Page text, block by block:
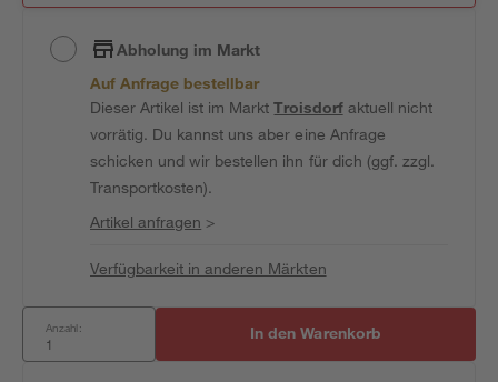
Abholung im Markt
Auf Anfrage bestellbar
Dieser Artikel ist im MarktTroisdorfaktuell nicht
vorrätig. Du kannst uns aber eine Anfrage
schicken und wir bestellen ihn für dich (ggf. zzgl.
Transportkosten).
Artikel anfragen >
Verfügbarkeit in anderen Märkten
Anzahl: In den Warenkorb